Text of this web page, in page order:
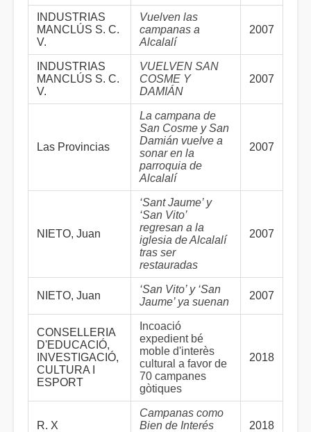
INDUSTRIAS
MANCLÚS S. C.
V.
Vuelven las
campanas a
Alcalalí
2007
INDUSTRIAS
MANCLÚS S. C.
V.
VUELVEN SAN
COSME Y
DAMIÁN
2007
Las Provincias
La campana de
San Cosme y San
Damián vuelve a
sonar en la
parroquia de
Alcalalí
2007
NIETO, Juan
‘Sant Jaume’ y
‘San Vito’
regresan a la
iglesia de Alcalalí
tras ser
restauradas
2007
NIETO, Juan
‘San Vito’ y ‘San
Jaume’ ya suenan
2007
CONSELLERIA
D'EDUCACIÓ,
INVESTIGACIÓ,
CULTURA I
ESPORT
Incoació
expedient bé
moble d'interès
cultural a favor de
70 campanes
gòtiques
2018
R. X
Campanas como
Bien de Interés
2018